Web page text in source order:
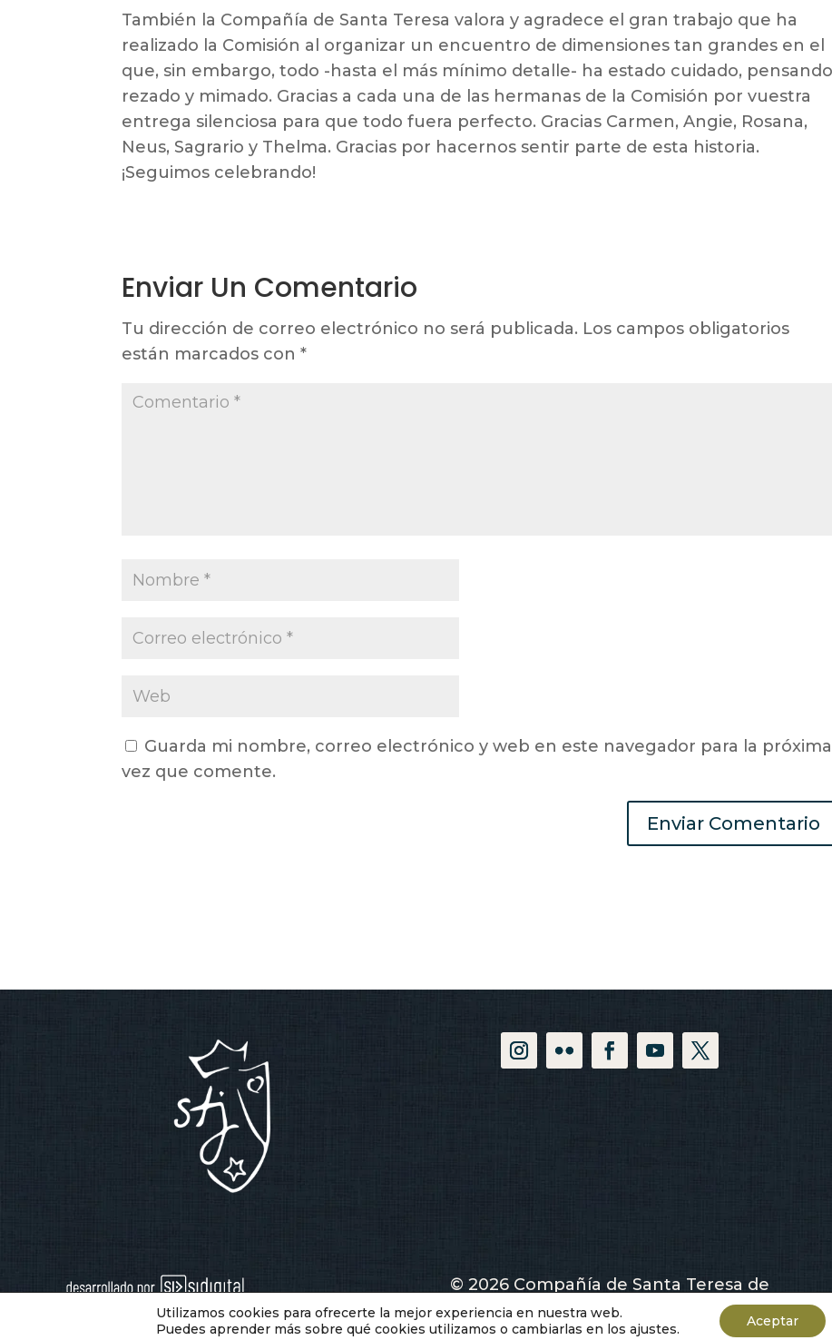
También la Compañía de Santa Teresa valora y agradece el gran trabajo que ha
realizado la Comisión al organizar un encuentro de dimensiones tan grandes en el
que, sin embargo, todo -hasta el más mínimo detalle- ha estado cuidado,
rezado y mimado. Gracias a cada una de las hermanas de la Comisión por vuestra
entrega silenciosa para que todo fuera perfecto. Gracias Carmen, Angie, Rosana,
Neus, Sagrario y Thelma. Gracias por hacernos sentir parte de esta historia.
¡Seguimos celebrando!
Enviar Un Comentario
Tu dirección de correo electrónico no será publicada. Los campos obligatorios
están marcados con*
Guarda mi nombre, correo electrónico y web en este navegador para la próxima
vez que comente.
© 2026 Compañía de Santa Teresa de
Jesús
Utilizamos cookies para ofrecerte la mejor experiencia en nuestra web.
Puedes aprender más sobre qué cookies utilizamos o cambiarlas en los ajustes.
Aceptar